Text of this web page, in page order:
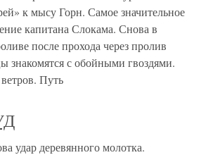
к мысу Горн. Самое значительное
капитана Слокама. Снова в
после прохода через пролив
знакомятся с обойными гвоздями.
Путь
деревянного молотка.